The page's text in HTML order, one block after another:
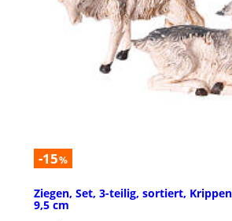
-15%
Ziegen, Set, 3-teilig, sortiert,
9,5 cm